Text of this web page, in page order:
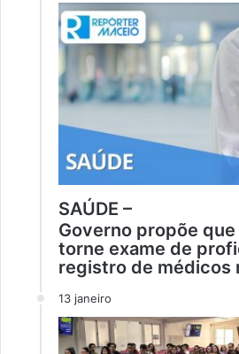
SAÚDE –
Governo propõe que
torne exame de
registro de médicos
13 janeiro